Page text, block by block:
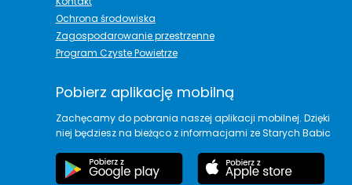
Ochrona środowiska
Zagospodarowanie przestrzenne
Program Czyste Powietrze
Pobierz aplikację mobilną
Zachęcamy do pobrania naszej aplikacji mobilnej. Dzięki
niej będziesz na bieżąco z informacjami ze Starych Babic